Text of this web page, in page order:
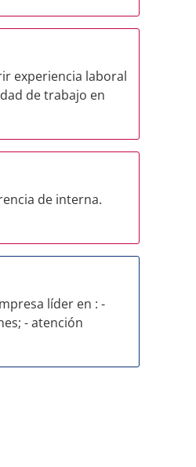
experiencia laboral
de trabajo en
de interna.
líder en : -
- atención